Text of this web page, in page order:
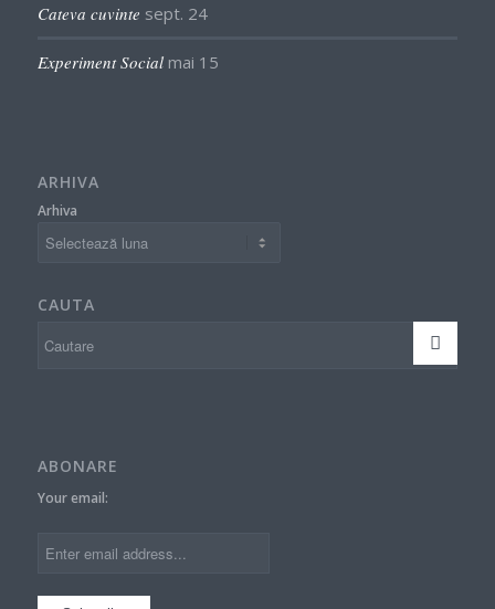
Cateva cuvinte sept. 24
Experiment Social mai 15
ARHIVA
Arhiva
CAUTA
ABONARE
Your email: